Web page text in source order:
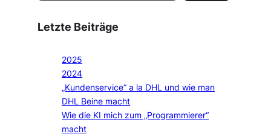
Letzte Beiträge
2025
2024
„Kundenservice“ a la DHL und wie man
DHL Beine macht
Wie die KI mich zum „Programmierer“
macht